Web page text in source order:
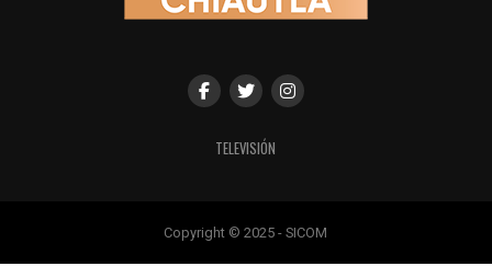
TELEVISIÓN
Copyright © 2025 - SICOM